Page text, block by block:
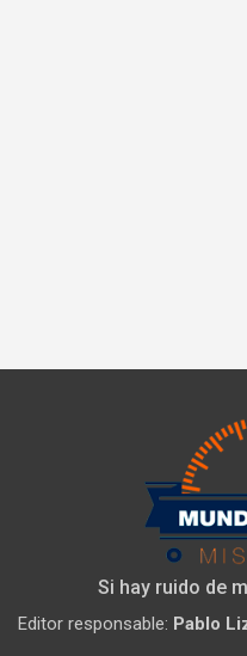
Si hay ruido de
Editor responsable: Pablo